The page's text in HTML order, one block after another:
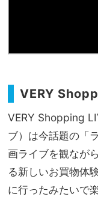
VERY
VERY Shopping
ブ）は今話題の「
画ライブを観なが
る新しいお買物体
に行ったみたいで